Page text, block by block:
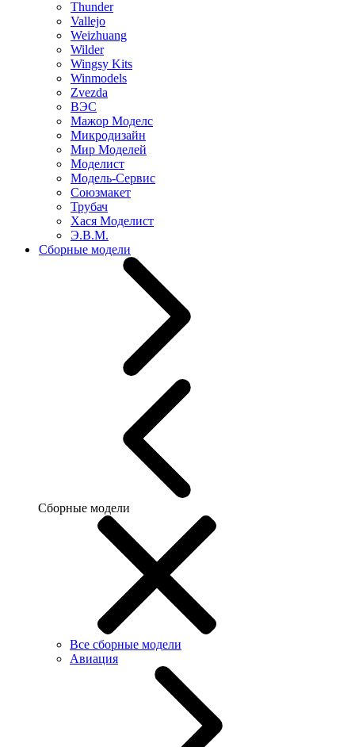
Thunder
Vallejo
Weizhuang
Wilder
Wingsy Kits
Winmodels
Zvezda
ВЭС
Мажор Моделс
Микродизайн
Мир Моделей
Моделист
Модель-Сервис
Союзмакет
Трубач
Хася Моделист
Э.В.М.
Сборные модели
Сборные модели
Все сборные модели
Авиация